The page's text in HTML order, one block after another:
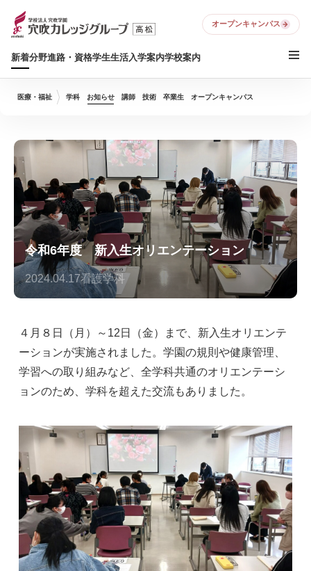
新着分野進路・資格学生生活入学案内学校案内
オープンキャンパス
医療・福祉 学科 お知らせ 講師 技術 卒業生 オープンキャンパス
令和6年度 新入生オリエンテーション
2024.04.17看護学科
４月８日（月）～12日（金）まで、新入生オリエンテ
ーションが実施されました。学園の規則や健康管理、
学習への取り組みなど、全学科共通のオリエンテーシ
ョンのため、学科を超えた交流もありました。